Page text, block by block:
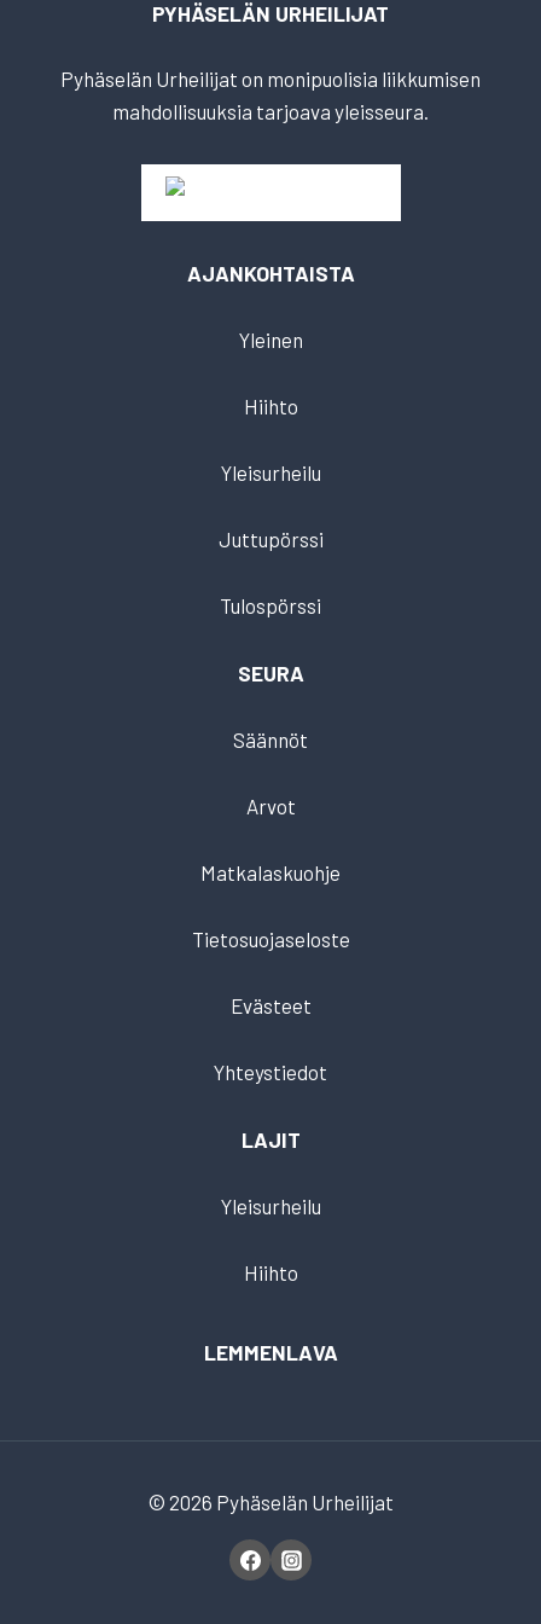
PYHÄSELÄN URHEILIJAT
Pyhäselän Urheilijat on monipuolisia liikkumisen
mahdollisuuksia tarjoava yleisseura.
AJANKOHTAISTA
Yleinen
Hiihto
Yleisurheilu
Juttupörssi
Tulospörssi
SEURA
Säännöt
Arvot
Matkalaskuohje
Tietosuojaseloste
Evästeet
Yhteystiedot
LAJIT
Yleisurheilu
Hiihto
LEMMENLAVA
© 2026 Pyhäselän Urheilijat